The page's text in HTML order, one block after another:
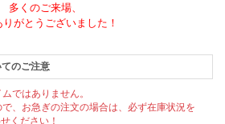
多くのご来場、
がとうございました！
のご注意
ではありません。
、お急ぎの注文の場合は、必ず在庫状況を
ください！